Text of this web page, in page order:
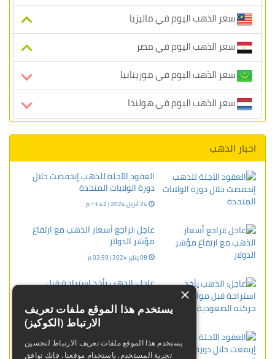
سعر الذهب اليوم في ماليزيا
سعر الذهب اليوم في مصر
سعر الذهب اليوم في موريتانيا
سعر الذهب اليوم في هولندا
اخبار الذهب
العقود الآجلة للذهب إنخفضت خلال
دورة الولايات المتحدة
عاجل :تراجع أسعار الذهب مع ارتفاع
مؤشر الدولار
عاجل: الذهب يأخذ استراحة قبل
30 بنوفمبر 2023 | 02:16 م
العقود الآجلة للذهب إرتفعت خلال
دورة الولايات المتحدة
×
يستخدم هذا الموقع ملفات تعريف
الارتباط (الكوكيز)
يستخدم هذا الموقع ملفات تعريف الارتباط لتحسين
تجربة المستخدم. باستخدام موقعنا، فإنك توافق